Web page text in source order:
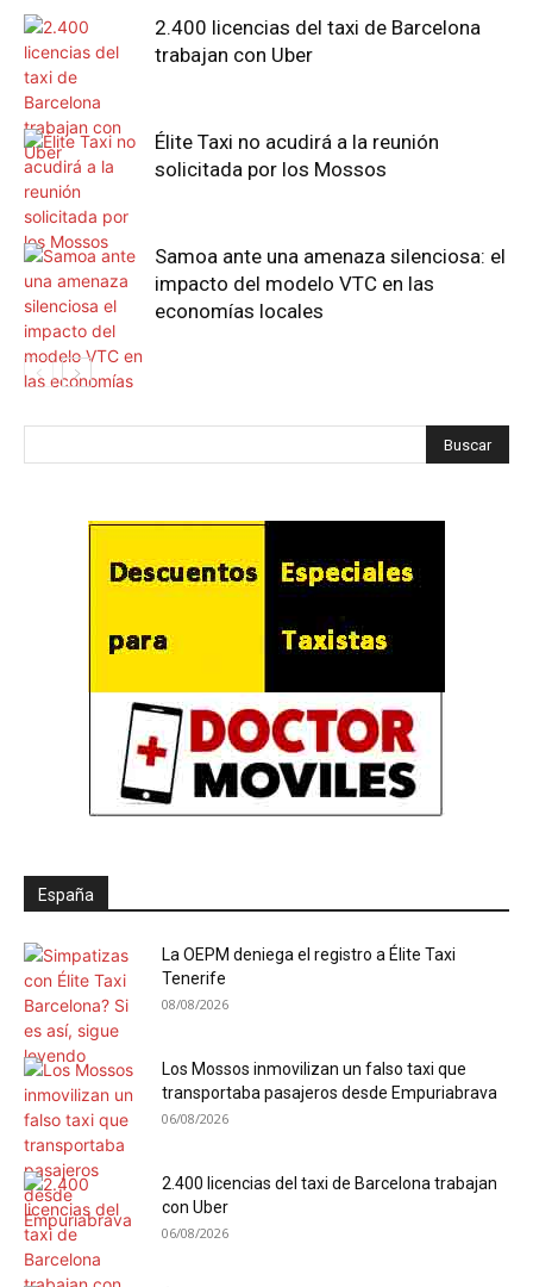
2.400 licencias del taxi de Barcelona
trabajan con Uber
Élite Taxi no acudirá a la reunión
solicitada por los Mossos
Samoa ante una amenaza silenciosa: el
impacto del modelo VTC en las
economías locales
España
La OEPM deniega el registro a Élite Taxi
Tenerife
08/08/2026
Los Mossos inmovilizan un falso taxi que
transportaba pasajeros desde Empuriabrava
06/08/2026
2.400 licencias del taxi de Barcelona trabajan
con Uber
06/08/2026